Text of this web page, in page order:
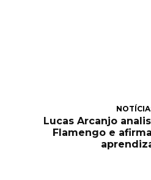
Lucas Arcanjo
Flamengo e